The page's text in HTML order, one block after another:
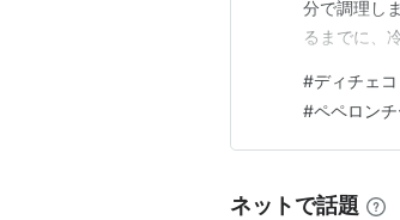
分で調理し
るまでに、
ー ニを、ト
（小袋…
#ディチェコ
#ペペロンチ
ネットで話題